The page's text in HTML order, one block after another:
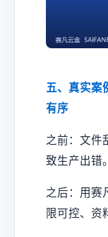
五、真实案
有序
之前：文件
致生产出错。
之后：用赛
限可控、资